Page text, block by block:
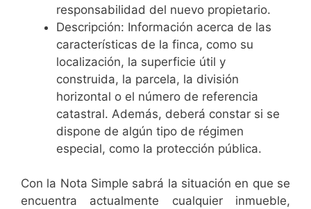
responsabilidad del nuevo propietario.
Descripción: Información acerca de las
características de la finca, como su
localización, la superficie útil y
construida, la parcela, la división
horizontal o el número de referencia
catastral. Además, deberá constar si se
dispone de algún tipo de régimen
especial, como la protección pública.
Con la Nota Simple sabrá la situación en que se
encuentra actualmente cualquier inmueble,